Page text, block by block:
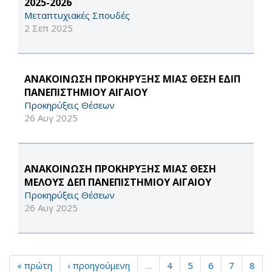
Μεταπτυχιακές Σπουδές
2 Σεπ 2025
ΑΝΑΚΟΙΝΩΣΗ ΠΡΟΚΗΡΥΞΗΣ ΜΙΑΣ ΘΕΣΗ ΕΔΙΠ
ΠΑΝΕΠΙΣΤΗΜΙΟΥ ΑΙΓΑΙΟΥ
Προκηρύξεις Θέσεων
26 Αυγ 2025
ΑΝΑΚΟΙΝΩΣΗ ΠΡΟΚΗΡΥΞΗΣ ΜΙΑΣ ΘΕΣΗ
ΜΕΛΟΥΣ ΔΕΠ ΠΑΝΕΠΙΣΤΗΜΙΟΥ ΑΙΓΑΙΟΥ
Προκηρύξεις Θέσεων
26 Αυγ 2025
« πρώτη ‹ προηγούμενη … 4 5 6 7
8